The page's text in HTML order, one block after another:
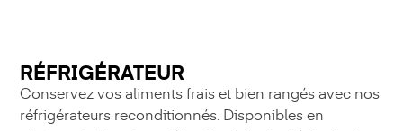
RÉFRIGÉRATEUR
Conservez vos aliments frais et bien rangés avec nos
réfrigérateurs reconditionnés. Disponibles en